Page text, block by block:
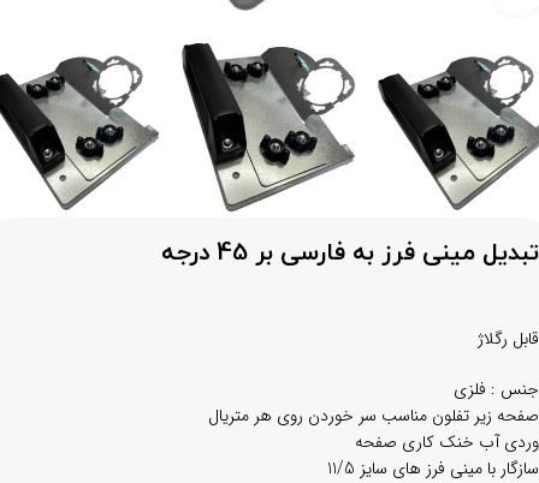
تبدیل مینی فرز به فارسی بر 45 درجه
قابل رگلاژ
جنس : فلزی
صفحه زیر تفلون مناسب سر خوردن روی هر متریال
وردی آب خنک کاری صفحه
سازگار با مینی فرز های سایز 11/5